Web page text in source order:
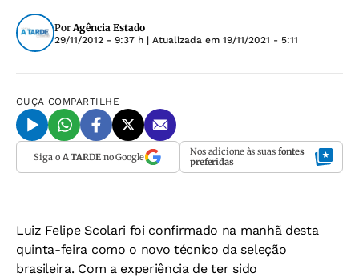
PorAgência Estado
29/11/2012 - 9:37 h | Atualizada em 19/11/2021 - 5:11
OUÇA COMPARTILHE
Siga o A TARDEno Google Nos adicione às suas fontes
preferidas
Luiz Felipe Scolari foi confirmado na manhã desta
quinta-feira como o novo técnico da seleção
brasileira. Com a experiência de ter sido